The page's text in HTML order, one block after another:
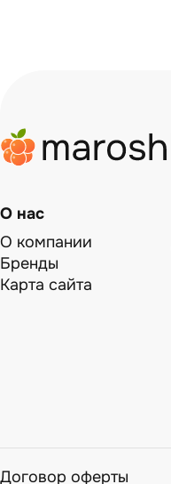
О нас
О компании
Бренды
Карта сайта
Договор оферты